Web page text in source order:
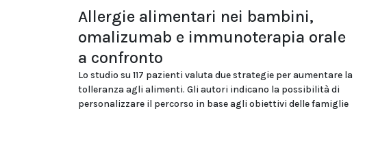
Allergie alimentari nei bambini,
omalizumab e immunoterapia orale
a confronto
Lo studio su 117 pazienti valuta due strategie per aumentare la
tolleranza agli alimenti. Gli autori indicano la possibilità di
personalizzare il percorso in base agli obiettivi delle famiglie